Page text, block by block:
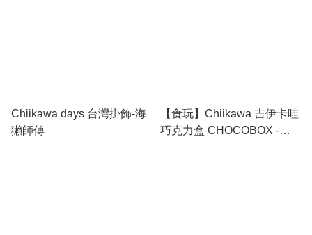
Chiikawa days 台灣掛飾-海
獺師傅
【食玩】Chiikawa 吉伊卡哇
巧克力盒 CHOCOBOX -師